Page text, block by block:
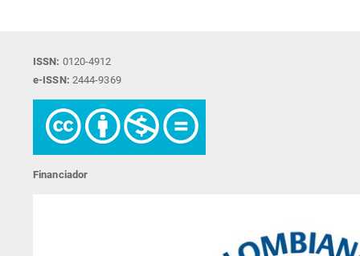
ISSN: 0120-4912
e-ISSN: 2444-9369
Financiador